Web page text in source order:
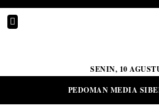
SENIN, 10
PEDOMAN MEDIA